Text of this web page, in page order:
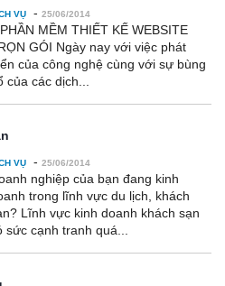
VỤ - 25/06/2014
MỀM THIẾT KẾ WEBSITE
GÓI Ngày nay với việc phát
của công nghệ cùng với sự bùng
của các dịch...
VỤ - 25/06/2014
nghiệp của bạn đang kinh
trong lĩnh vực du lịch, khách
Lĩnh vực kinh doanh khách sạn
sức cạnh tranh quá...